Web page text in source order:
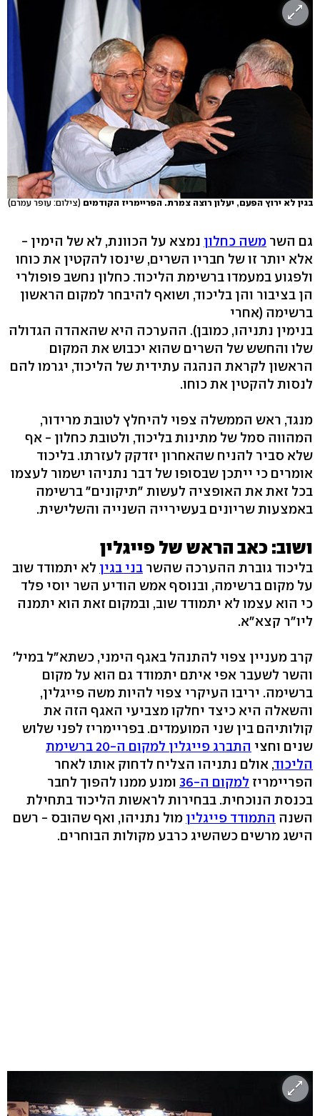
בגין לא ירוץ הפעם, יעלון רוצה צמרת. הפריימריז הקודמים (צילום: עופר עמרם)
גם השר משה כחלון נמצא על הכוונת, לא של הימין -
אלא יותר זו של חבריו השרים, שינסו להקטין את כוחו
ולפגוע במעמדו ברשימת הליכוד. כחלון נחשב פופולרי
הן בציבור והן בליכוד, ושואף להיבחר למקום הראשון
ברשימה (אחרי
בנימין נתניהו, כמובן). ההערכה היא שהאהדה הגדולה
שלו והחשש של השרים שהוא יכבוש את המקום
הראשון לקראת הנהגה עתידית של הליכוד, יגרמו להם
לנסות להקטין את כוחו.
מנגד, ראש הממשלה צפוי להיחלץ לטובת מרידור,
המהווה סמל של מתינות בליכוד, ולטובת כחלון - אף
שלא סביר להניח שהאחרון יזדקק לעזרתו. בליכוד
אומרים כי ייתכן שבסופו של דבר נתניהו ישמור לעצמו
בכל זאת את האופציה לעשות "תיקונים" ברשימה
באמצעות שריונים בעשירייה השנייה והשלישית.
ושוב: כאב הראש של פייגלין
בליכוד גוברת ההערכה שהשר בני בגין לא יתמודד שוב
על מקום ברשימה, ובנוסף אמש הודיע השר יוסי פלד
כי הוא עצמו לא יתמודד שוב, ובמקום זאת הוא יתמנה
ליו"ר קצא"א.
קרב מעניין צפוי להתנהל באגף הימני, כשתא"ל במיל'
והשר לשעבר אפי איתם יתמודד גם הוא על מקום
ברשימה. יריבו העיקרי צפוי להיות משה פייגלין,
והשאלה היא כיצד יחלקו מצביעי האגף הזה את
קולותיהם בין שני המועמדים. בפריימריז לפני שלוש
שנים וחצי
התברג פייגלין למקום ה-20 ברשימת
הליכוד, אולם נתניהו הצליח לדחוק אותו לאחר
הפריימריז למקום ה-36
ומנע ממנו להפוך לחבר
בכנסת הנוכחית. בבחירות לראשות הליכוד בתחילת
השנה התמודד פייגלין מול נתניהו, ואף שהובס - רשם
הישג מרשים כשהשיג כרבע מקולות הבוחרים.